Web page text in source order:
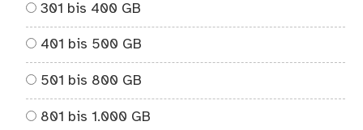
301 bis 400 GB
401 bis 500 GB
501 bis 800 GB
801 bis 1.000 GB